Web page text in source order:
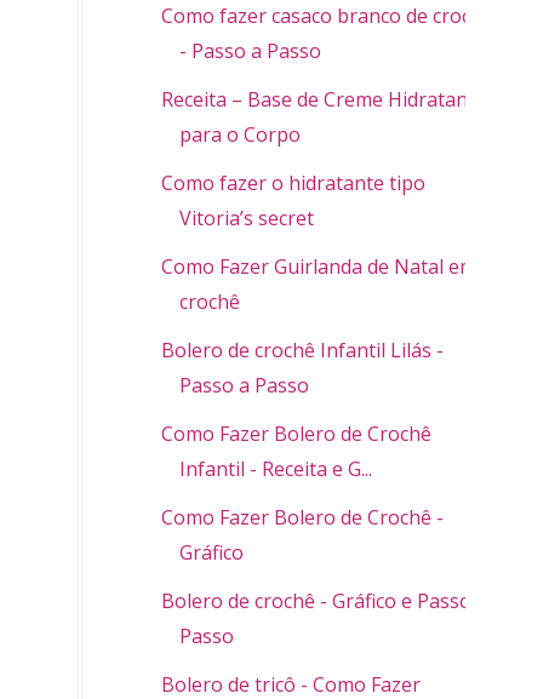
Como fazer casaco branco de crochê
- Passo a Passo
Receita – Base de Creme Hidratante
para o Corpo
Como fazer o hidratante tipo
Vitoria’s secret
Como Fazer Guirlanda de Natal em
crochê
Bolero de crochê Infantil Lilás -
Passo a Passo
Como Fazer Bolero de Crochê
Infantil - Receita e G...
Como Fazer Bolero de Crochê -
Gráfico
Bolero de crochê - Gráfico e Passo a
Passo
Bolero de tricô - Como Fazer